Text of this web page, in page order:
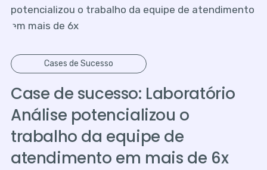
Cases de Sucesso
Case de sucesso: Laboratório
Análise potencializou o
trabalho da equipe de
atendimento em mais de 6x